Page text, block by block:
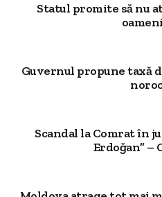
Statul promite să nu
Guvernul propune taxă
Scandal la Comrat în
Erdoğan” –